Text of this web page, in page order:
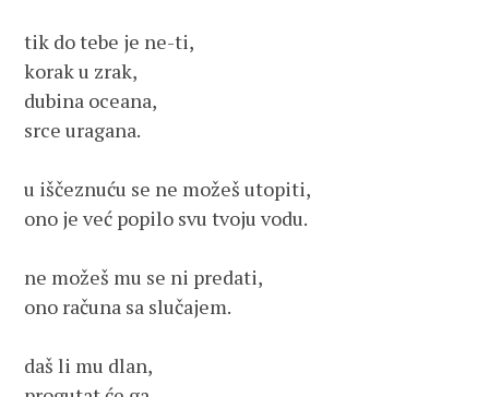
tik do tebe je ne-ti,
korak u zrak,
dubina oceana,
srce uragana.
u iščeznuću se ne možeš utopiti,
ono je već popilo svu tvoju vodu.
ne možeš mu se ni predati,
ono računa sa slučajem.
daš li mu dlan,